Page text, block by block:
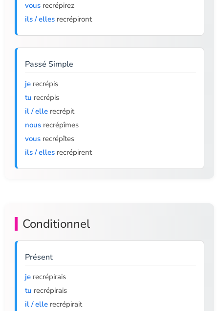
vous recrépirez
ils / elles recrépiront
Passé Simple
je recrépis
tu recrépis
il / elle recrépit
nous recrépîmes
vous recrépîtes
ils / elles recrépirent
Conditionnel
Présent
je recrépirais
tu recrépirais
il / elle recrépirait